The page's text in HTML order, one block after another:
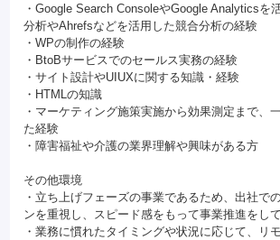
・Google Search ConsoleやGoogle Analyticsを
分析やAhrefsなどを活用した競合分析の経験
・WPの制作の経験
・BtoBサービスでのセールス実務の経験
・サイト設計やUIUXに関する知識・経験
・HTMLの知識
・マーケティング施策実施から効果測定まで、
た経験
・障害福祉や介護の業界理解や興味がある方
その他環境
・立ち上げフェーズの事業であるため、出社で
ンを重視し、スピード感をもって事業推進をして
・業務に慣れたタイミングや状況に応じて、リ